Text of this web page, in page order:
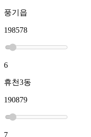
풍기읍
198578
6
휴천3동
190879
7